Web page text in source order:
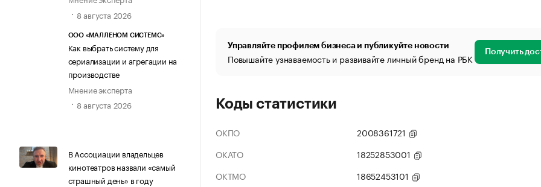
8 августа 2026
ООО «МАЛЛЕНОМ СИСТЕМС»
Как выбрать систему для
сериализации и агрегации на
производстве
Мнение эксперта
8 августа 2026
В Ассоциации владельцев
кинотеатров назвали «самый
страшный день» в году
Управляйте профилем бизнеса и публикуйте новости
Повышайте узнаваемость и развивайте личный бренд на РБК Получить
Коды статистики
ОКПО
2008361721
ОКАТО
18252853001
ОКТМО
18652453101